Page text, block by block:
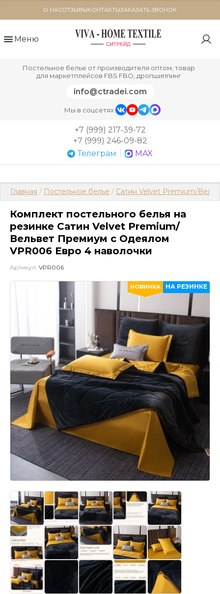
О НАСОТЗЫВЫКОНТАКТЫЗАКАЗАТЬ ЗВОНОК
Меню
Постельное белье от производителя оптом, товар
для маркетплейсов FBS FBO, дропшиппинг
info@ctradei.com
Мы в соцсетях:
+7 (999) 217-39-72
+7 (999) 246-09-82
Телеграм
MAX
Главная / Постельное белье / Сатин Velvet Premium/
Комплект постельного белья на
резинке Сатин Velvet Premium/
Вельвет Премиум с Одеялом
VPR006 Евро 4 наволочки
Артикул: VPR006
НОВИНКА НА РЕЗИНКЕ